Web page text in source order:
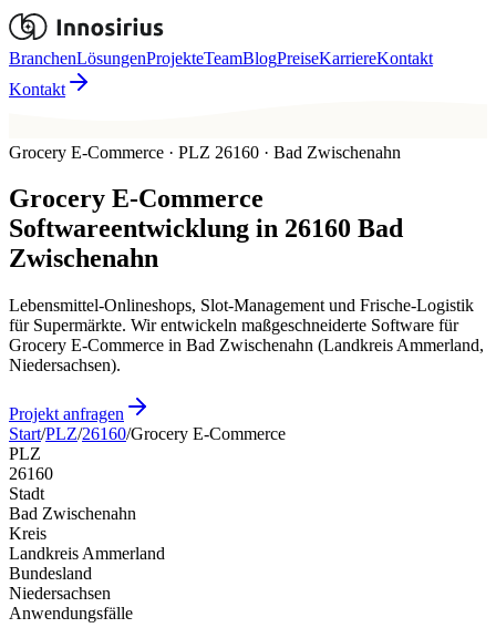
BranchenLösungenProjekteTeamBlogPreiseKarriereKontakt
Kontakt
Grocery E-Commerce · PLZ 26160 · Bad Zwischenahn
Grocery E-Commerce
Softwareentwicklung in 26160 Bad
Zwischenahn
Lebensmittel-Onlineshops, Slot-Management und Frische-Logistik
für Supermärkte. Wir entwickeln maßgeschneiderte Software für
Grocery E-Commerce in Bad Zwischenahn (Landkreis Ammerland,
Niedersachsen).
Projekt anfragen
Start/PLZ/26160/Grocery E-Commerce
PLZ
26160
Stadt
Bad Zwischenahn
Kreis
Landkreis Ammerland
Bundesland
Niedersachsen
Anwendungsfälle